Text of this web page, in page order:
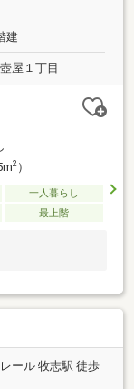
建
屋１丁目
2）
一人暮らし
最上階
ール 牧志駅 徒歩